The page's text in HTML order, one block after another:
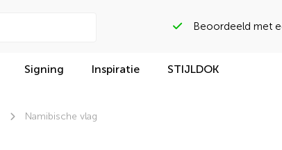
Beoordeeld met
Signing Inspiratie STIJLDOK
Namibische vlag